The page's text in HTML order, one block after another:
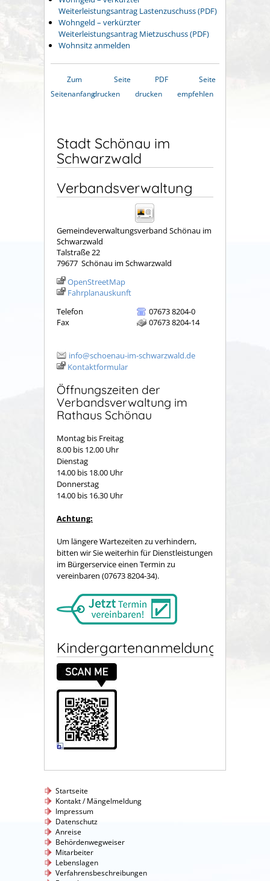
Weiterleistungsantrag Lastenzuschuss (PDF)
Wohngeld – verkürzter
Weiterleistungsantrag Mietzuschuss (PDF)
Wohnsitz anmelden
Zum
Seitenanfang
Seite
drucken
PDF
drucken
Seite
empfehlen
Stadt Schönau im
Schwarzwald
Verbandsverwaltung
Gemeindeverwaltungsverband Schönau im
Schwarzwald
Talstraße 22
79677 Schönau im Schwarzwald
OpenStreetMap
Fahrplanauskunft
Telefon
07673 8204-0
Fax
07673 8204-14
info@schoenau-im-schwarzwald.de
Kontaktformular
Öffnungszeiten der
Verbandsverwaltung im
Rathaus Schönau
Montag bis Freitag
8.00 bis 12.00 Uhr
Dienstag
14.00 bis 18.00 Uhr
Donnerstag
14.00 bis 16.30 Uhr
Achtung:
Um längere Wartezeiten zu verhindern,
bitten wir Sie weiterhin für Dienstleistungen
im Bürgerservice einen Termin zu
vereinbaren (07673 8204-34).
Kindergartenanmeldung
Startseite
Kontakt / Mängelmeldung
Impressum
Datenschutz
Anreise
Behördenwegweiser
Mitarbeiter
Lebenslagen
Verfahrensbeschreibungen